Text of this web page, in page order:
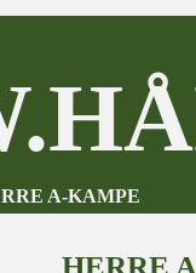
A-KAMPE
HERRE